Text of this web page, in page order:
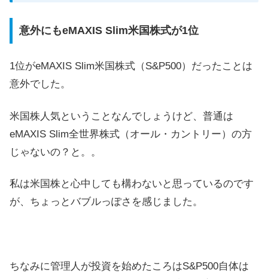
意外にもeMAXIS Slim米国株式が1位
1位がeMAXIS Slim米国株式（S&P500）だったことは
意外でした。
米国株人気ということなんでしょうけど、普通は
eMAXIS Slim全世界株式（オール・カントリー）の方
じゃないの？と。。
私は米国株と心中しても構わないと思っているのです
が、ちょっとバブルっぽさを感じました。
ちなみに管理人が投資を始めたころはS&P500自体は